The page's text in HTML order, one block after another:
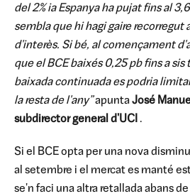
del 2% ia Espanya ha pujat fins al
sembla que hi hagi gaire recorregut
d'interès. Si bé, al començament
que el BCE baixés 0,25 pb fins a sis
baixada continuada es podria
la resta de l'any”apuntaJosé
subdirector general d'UCI .
Si el BCE opta per una nova
al setembre i el mercat es manté
se'n faci una altra retallada abans